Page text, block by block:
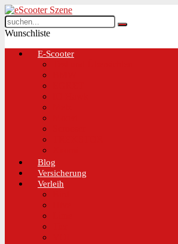
Wunschliste
E-Scooter
Blog
Versicherung
Verleih